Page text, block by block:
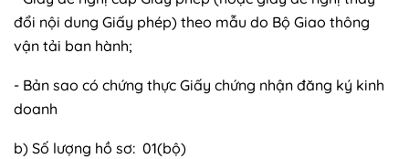
đổi nội dung Giấy phép) theo mẫu do Bộ Giao thông
vận tải ban hành;
- Bản sao có chứng thực Giấy chứng nhận đăng ký kinh
doanh
b) Số lượng hồ sơ: 01(bộ)